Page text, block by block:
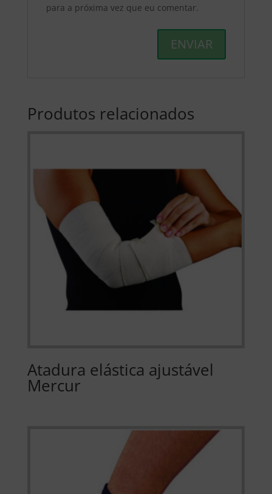
para a próxima vez que eu comentar.
Produtos relacionados
Atadura elástica ajustável
Mercur